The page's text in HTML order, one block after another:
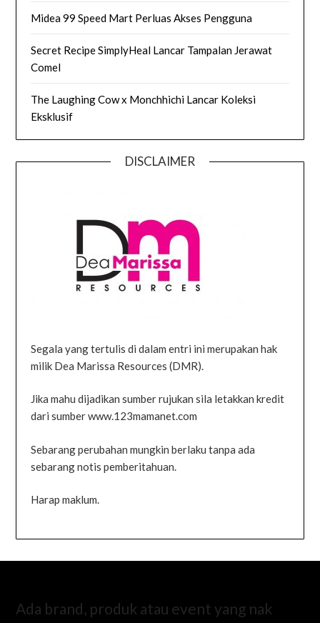
Midea 99 Speed Mart Perluas Akses Pengguna
Secret Recipe SimplyHeal Lancar Tampalan Jerawat
Comel
The Laughing Cow x Monchhichi Lancar Koleksi
Eksklusif
DISCLAIMER
Segala yang tertulis di dalam entri ini merupakan hak
milik Dea Marissa Resources (DMR).
Jika mahu dijadikan sumber rujukan sila letakkan kredit
dari sumber www.123mamanet.com
Sebarang perubahan mungkin berlaku tanpa ada
sebarang notis pemberitahuan.
Harap maklum.
Ada brand, produk atau event yang nak